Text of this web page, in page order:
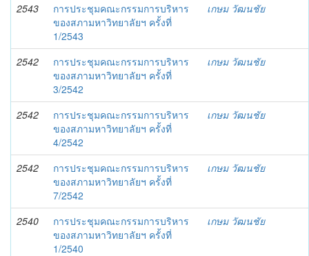
2543
การประชุมคณะกรรมการบริหาร
ของสภามหาวิทยาลัยฯ ครั้งที่
1/2543
เกษม วัฒนชัย
2542
การประชุมคณะกรรมการบริหาร
ของสภามหาวิทยาลัยฯ ครั้งที่
3/2542
เกษม วัฒนชัย
2542
การประชุมคณะกรรมการบริหาร
ของสภามหาวิทยาลัยฯ ครั้งที่
4/2542
เกษม วัฒนชัย
2542
การประชุมคณะกรรมการบริหาร
ของสภามหาวิทยาลัยฯ ครั้งที่
7/2542
เกษม วัฒนชัย
2540
การประชุมคณะกรรมการบริหาร
ของสภามหาวิทยาลัยฯ ครั้งที่
1/2540
เกษม วัฒนชัย